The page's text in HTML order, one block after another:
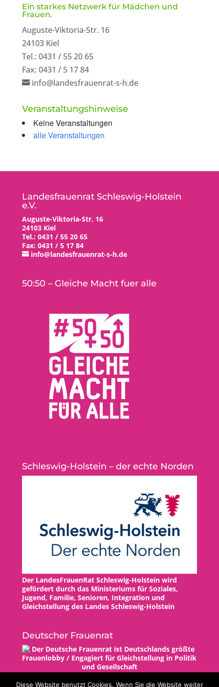
Ein starkes Netzwerk für Mädchen und
Frauen.
Auguste-Viktoria-Str. 16
24103 Kiel
Tel.: 0431 / 55 20 65
Fax: 0431 / 5 17 84
info@landesfrauenrat-s-h.de
Veranstaltungshinweise
Keine Veranstaltungen
alle Veranstaltungen
Landesfrauenrat Schleswig-Holstein
e.V.
Auguste-Viktoria-Str. 16
24103 Kiel
Tel.: 0431 / 55 20 65
Fax: 0431 / 5 17 84
info@landesfrauenrat-s-h.de
50:50 – Gleiche Macht fuer alle
Schleswig-Holstein – der echte Norden
Der LandesFrauenRat Schleswig-Holstein wird
gefördert durch das Ministeriums für Soziales,
Jugend, Familie, Senioren, Integration und
Gleichstellung des Landes Schleswig-Holstein
Deutscher Frauenrat
Diese Website benutzt Cookies. Wenn Sie die Website weiter